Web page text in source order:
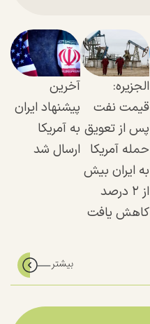
الجزیره:
قیمت نفت
پس از تعویق
حمله آمریکا
به ایران بیش
از ۲ درصد
کاهش یافت
آخرین
پیشنهاد ایران
به آمریکا
ارسال شد